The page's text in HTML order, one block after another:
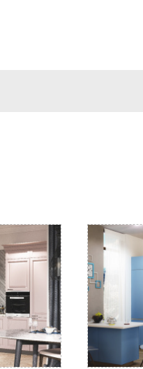
почту (почта
отделении банка,
счету.
линии. Оплата